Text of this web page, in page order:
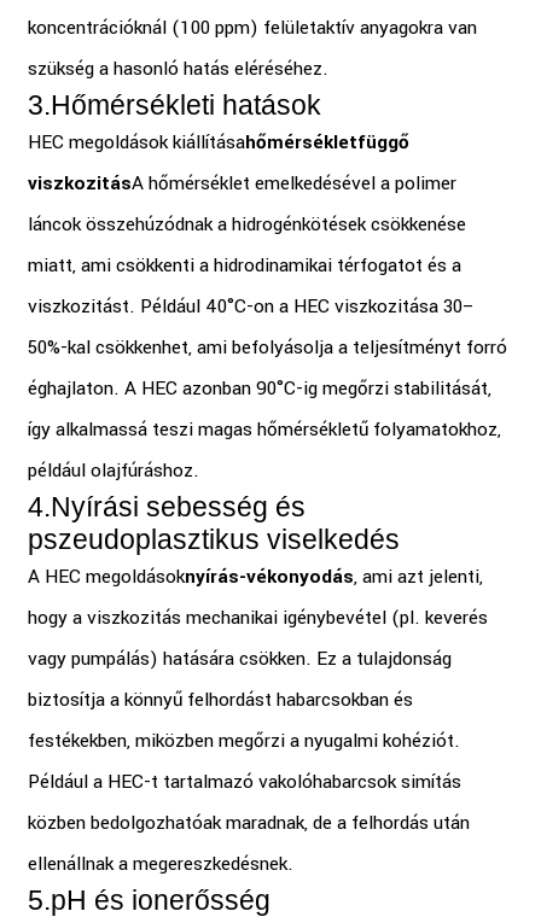
koncentrációknál (100 ppm) felületaktív anyagokra van
szükség a hasonló hatás eléréséhez.
3.Hőmérsékleti hatások
HEC megoldások kiállításahőmérsékletfüggő
viszkozitásA hőmérséklet emelkedésével a polimer
láncok összehúzódnak a hidrogénkötések csökkenése
miatt, ami csökkenti a hidrodinamikai térfogatot és a
viszkozitást. Például 40°C-on a HEC viszkozitása 30–
50%-kal csökkenhet, ami befolyásolja a teljesítményt forró
éghajlaton. A HEC azonban 90°C-ig megőrzi stabilitását,
így alkalmassá teszi magas hőmérsékletű folyamatokhoz,
például olajfúráshoz.
4.Nyírási sebesség és
pszeudoplasztikus viselkedés
A HEC megoldásoknyírás-vékonyodás, ami azt jelenti,
hogy a viszkozitás mechanikai igénybevétel (pl. keverés
vagy pumpálás) hatására csökken. Ez a tulajdonság
biztosítja a könnyű felhordást habarcsokban és
festékekben, miközben megőrzi a nyugalmi kohéziót.
Például a HEC-t tartalmazó vakolóhabarcsok simítás
közben bedolgozhatóak maradnak, de a felhordás után
ellenállnak a megereszkedésnek.
5.pH és ionerősség